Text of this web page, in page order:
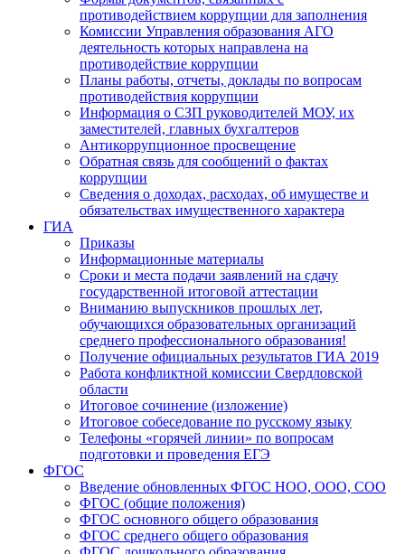
противодействием коррупции для заполнения
Комиссии Управления образования АГО
деятельность которых направлена на
противодействие коррупции
Планы работы, отчеты, доклады по вопросам
противодействия коррупции
Информация о СЗП руководителей МОУ, их
заместителей, главных бухгалтеров
Антикоррупционное просвещение
Обратная связь для сообщений о фактах
коррупции
Сведения о доходах, расходах, об имуществе и
обязательствах имущественного характера
ГИА
Приказы
Информационные материалы
Сроки и места подачи заявлений на сдачу
государственной итоговой аттестации
Вниманию выпускников прошлых лет,
обучающихся образовательных организаций
среднего профессионального образования!
Получение официальных результатов ГИА 2019
Работа конфликтной комиссии Свердловской
области
Итоговое сочинение (изложение)
Итоговое собеседование по русскому языку
Телефоны «горячей линии» по вопросам
подготовки и проведения ЕГЭ
ФГОС
Введение обновленных ФГОС НОО, ООО, СОО
ФГОС (общие положения)
ФГОС основного общего образования
ФГОС среднего общего образования